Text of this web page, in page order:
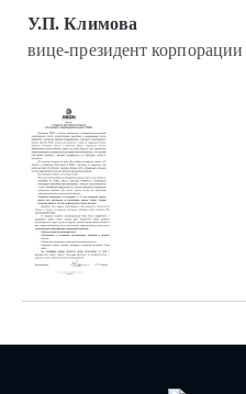
У.П. Климова
вице-президент